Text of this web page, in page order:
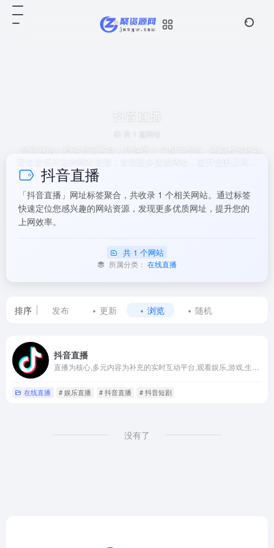
抖音直播
「抖音直播」网址标签聚合，共收录 1 个相关网站。通过标签快速
定位您感兴趣的网站资源，发现更多优质网址，提升您的上网效
抖音直播
「抖音直播」网址标签聚合，共收录 1 个相关网站。通过标签
快速定位您感兴趣的网站资源，发现更多优质网址，提升您的
上网效率。
共 1 个网站
所属分类： 在线直播
排序 发布 更新 浏览 随机
标
签
为
抖音直播
在线直播 # 娱乐直播 # 抖音直播 # 抖音短剧
没有了